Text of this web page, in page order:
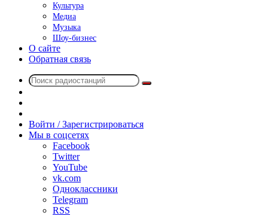
Культура
Медиа
Музыка
Шоу-бизнес
О сайте
Обратная связь
Поиск
радио
Войти / Зарегистрироваться
Мы в соцсетях
Facebook
Twitter
YouTube
vk.com
Одноклассники
Telegram
RSS